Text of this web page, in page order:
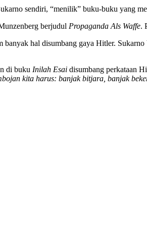
sendiri, “menilik” buku-buku yang
berjudul Propaganda Als Waffe.
hal disumbang gaya Hitler.
di buku Inilah Esai disumbang perkataan
kita harus: banjak bitjara, banjak